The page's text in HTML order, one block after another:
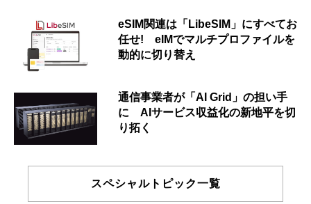
eSIM関連は「LibeSIM」にすべてお
任せ! eIMでマルチプロファイルを
動的に切り替え
通信事業者が「AI Grid」の担い手
に AIサービス収益化の新地平を切
り拓く
スペシャルトピック一覧